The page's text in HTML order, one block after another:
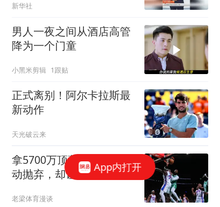
新华社
男人一夜之间从酒店高管
降为一个门童
小黑米剪辑 1跟贴
正式离别！阿尔卡拉斯最
新动作
天光破云来
拿5700万顶薪，被绿军主
动抛弃，却让詹姆斯成功
老梁体育漫谈
App内打开